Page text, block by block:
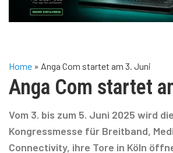
Home » Anga Com startet am 3. Juni
Anga Com startet
Vom 3. bis zum 5. Juni 2025 wird
Kongressmesse für Breitband,
Connectivity, ihre Tore in Köln